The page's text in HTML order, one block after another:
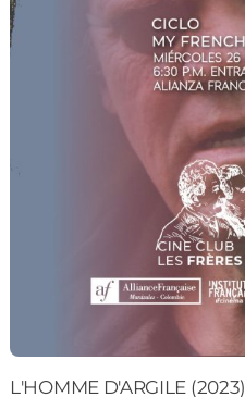
L'HOMME D'ARGILE (2023)